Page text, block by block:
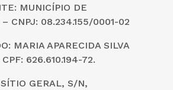
MUNICÍPIO DE
– CNPJ: 08.234.155/0001-02
: MARIA APARECIDA SILVA
626.610.194-72.
GERAL, S/N,